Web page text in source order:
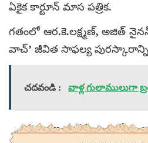
ఏకైక కార్టూన్ మాస పత్రిక.
గతంలో ఆర.కె.లక్ష్మణ్, అజిత్
వాచ్’ జీవిత సాఫల్య పురస్కారాన్ని
చదవండి : వాళ్ల గులాములుగా